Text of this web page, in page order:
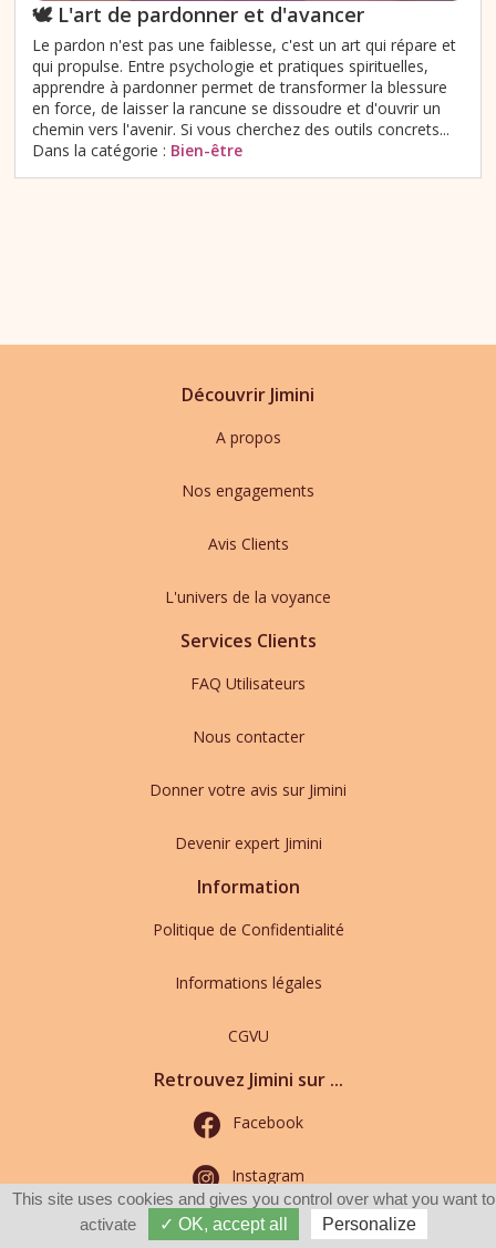
🕊️ L'art de pardonner et d'avancer
Le pardon n'est pas une faiblesse, c'est un art qui répare et
qui propulse. Entre psychologie et pratiques spirituelles,
apprendre à pardonner permet de transformer la blessure
en force, de laisser la rancune se dissoudre et d'ouvrir un
chemin vers l'avenir. Si vous cherchez des outils concrets...
Dans la catégorie : Bien-être
Découvrir Jimini
A propos
Nos engagements
Avis Clients
L'univers de la voyance
Services Clients
FAQ Utilisateurs
Nous contacter
Donner votre avis sur Jimini
Devenir expert Jimini
Information
Politique de Confidentialité
Informations légales
CGVU
Retrouvez Jimini sur ...
Facebook
Instagram
This site uses cookies and gives you control over what you want to
activate
✓ OK, accept all Personalize